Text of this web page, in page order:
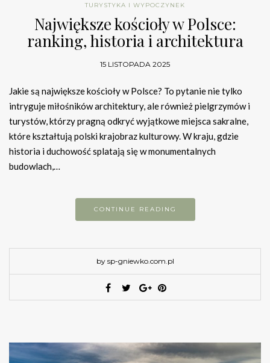
TURYSTYKA I WYPOCZYNEK
Największe kościoły w Polsce:
ranking, historia i architektura
15 LISTOPADA 2025
Jakie są największe kościoły w Polsce? To pytanie nie tylko
intryguje miłośników architektury, ale również pielgrzymów i
turystów, którzy pragną odkryć wyjątkowe miejsca sakralne,
które kształtują polski krajobraz kulturowy. W kraju, gdzie
historia i duchowość splatają się w monumentalnych
budowlach,…
CONTINUE READING
by sp-gniewko.com.pl